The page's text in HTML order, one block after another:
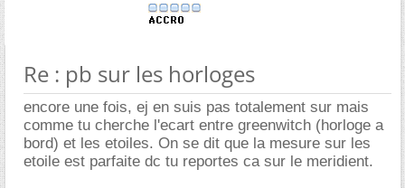
Re : pb sur les horloges
encore une fois, ej en suis pas totalement sur mais
comme tu cherche l'ecart entre greenwitch (horloge a
bord) et les etoiles. On se dit que la mesure sur les
etoile est parfaite dc tu reportes ca sur le meridient.